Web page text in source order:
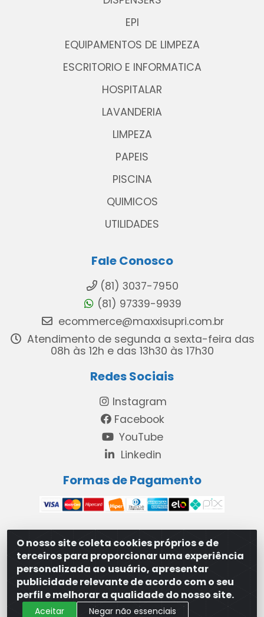
O nosso site coleta cookies próprios e de
terceiros para proporcionar uma experiência
personalizada ao usuário, apresentar
publicidade relevante de acordo com o seu
perfil e melhorar a qualidade do nosso site.
Aceitar Negar não essenciais
EPI
EQUIPAMENTOS DE LIMPEZA
ESCRITORIO E INFORMATICA
HOSPITALAR
LAVANDERIA
LIMPEZA
PAPEIS
PISCINA
QUIMICOS
UTILIDADES
Fale Conosco
(81) 3037-7950
(81) 97339-9939
ecommerce@maxxisupri.com.br
Atendimento de segunda a sexta-feira das
08h às 12h e das 13h30 às 17h30
Redes Sociais
Instagram
Facebook
YouTube
Linkedin
Formas de Pagamento
MAXXISUPRI COMÉRCIO DE SANEANTES LTDA - Avenida
Antônio Cabral de Souza, 2872 - Maranguape II -
Paulista/PE - CEP 53.421-420 - 31.329.180/0001-83